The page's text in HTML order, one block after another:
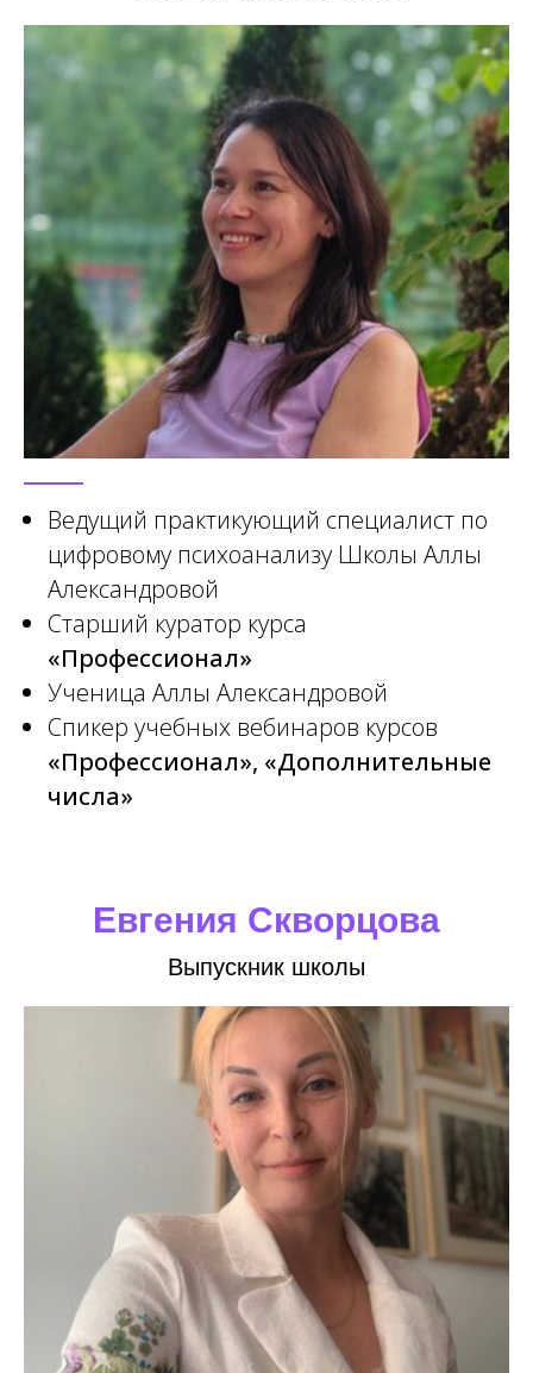
Ведущий практикующий специалист по
цифровому психоанализу Школы Аллы
Александровой
Старший куратор курса
«Профессионал»
Ученица Аллы Александровой
Спикер учебных вебинаров курсов
«Профессионал», «Дополнительные
числа»
Евгения Скворцова
Выпускник школы